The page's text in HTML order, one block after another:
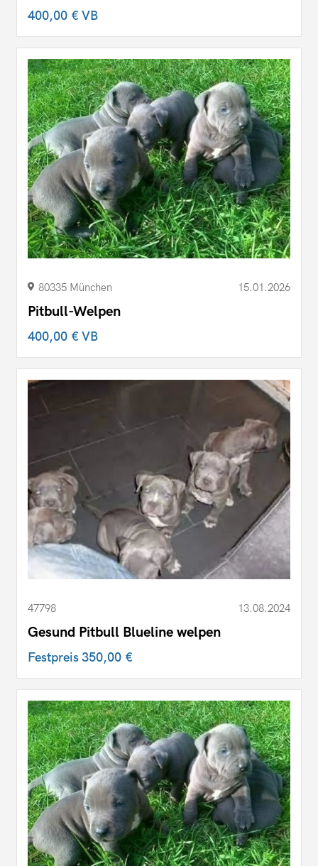
400,00 €VB
80335 München 15.01.2026
Pitbull-Welpen
400,00 €VB
47798 13.08.2024
Gesund Pitbull Blueline welpen
Festpreis350,00 €